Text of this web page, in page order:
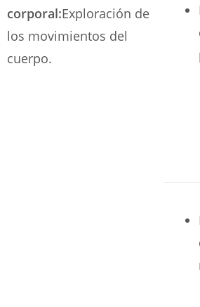
corporal:Exploración de
los movimientos del
cuerpo.